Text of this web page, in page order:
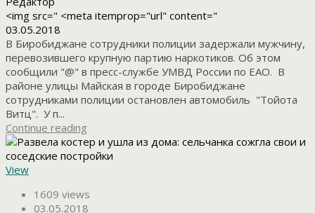
<img src=" <meta itemprop="url" content="
03.05.2018
В Биробиджане сотрудники полиции задержали мужчину,
перевозившего крупную партию наркотиков. Об этом
сообщили "@" в пресс-службе УМВД России по ЕАО. В
районе улицы Майская в городе Биробиджане
сотрудниками полиции остановлен автомобиль "Тойота
Витц". У п...
Continue reading
View
1609 views
03.05.2018